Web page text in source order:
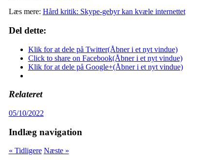
Læs mere: Hård kritik: Skype-gebyr kan kvæle internettet
Del dette:
Klik for at dele på Twitter(Åbner i et nyt vindue)
Click to share on Facebook(Åbner i et nyt vindue)
Klik for at dele på Google+(Åbner i et nyt vindue)
Relateret
05/10/2022
Indlæg navigation
« Tidligere Næste »